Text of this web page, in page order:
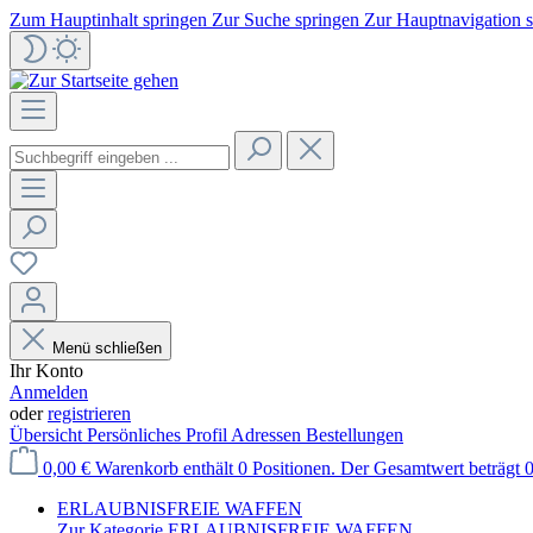
Zum Hauptinhalt springen Zur Suche springen Zur Hauptnavigation
Menü schließen
Ihr Konto
Anmelden
oderregistrieren
Übersicht Persönliches Profil Adressen Bestellungen
0,00 € Warenkorb enthält 0 Positionen. Der Gesamtwert beträgt
ERLAUBNISFREIE WAFFEN